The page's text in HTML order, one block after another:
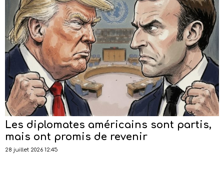
Les diplomates américains sont partis,
mais ont promis de revenir
28 juillet 2026 12:45